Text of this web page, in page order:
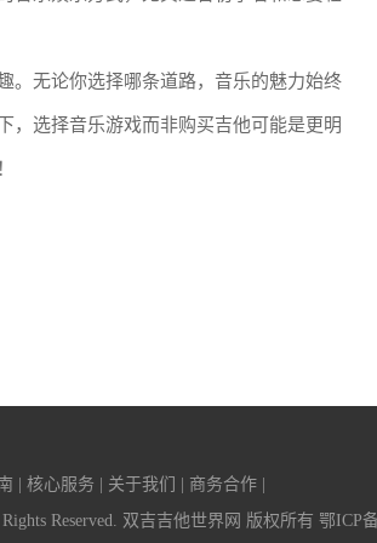
。无论你选择哪条道路，音乐的魅力始终
，选择音乐游戏而非购买吉他可能是更明
| 核心服务 | 关于我们 | 商务合作 |
Reserved. 双吉吉他世界网 版权所有 鄂ICP